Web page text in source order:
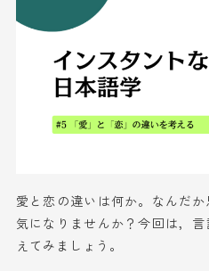
愛と恋の違いは何か。なんだか
気になりませんか？今回は，
えてみましょう。